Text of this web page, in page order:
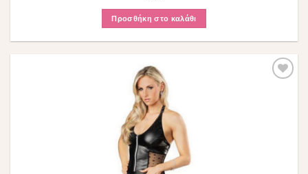
Προσθήκη στο καλάθι